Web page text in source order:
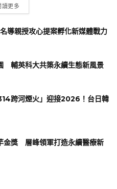
讀更多
親授攻心提案孵化新媒體戰力
輔英科大共築永續生態新風景
跨河煙火」迎接2026！台日韓
金獎 層峰領軍打造永續醫療新